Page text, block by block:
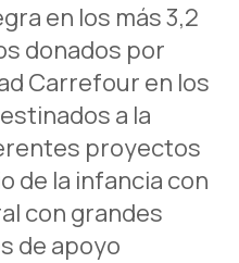
en los más 3,2
donados por
Carrefour en los
a la
proyectos
de la infancia con
con grandes
de apoyo